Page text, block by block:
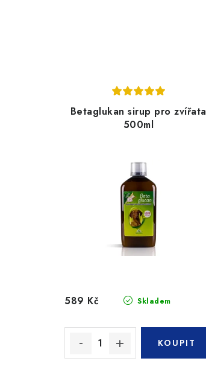
Betaglukan sirup pro zvířata
500ml
Skladem
589 Kč